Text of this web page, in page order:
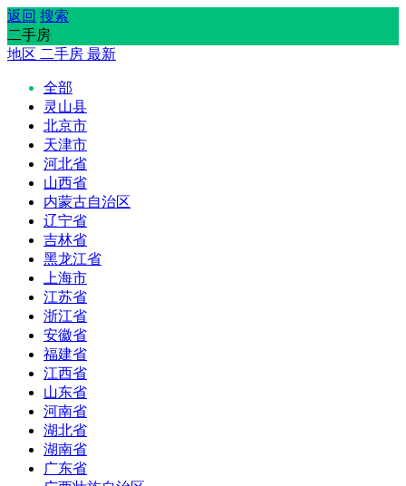
返回 搜索
二手房
地区 二手房 最新
全部
灵山县
北京市
天津市
河北省
山西省
内蒙古自治区
辽宁省
吉林省
黑龙江省
上海市
江苏省
浙江省
安徽省
福建省
江西省
山东省
河南省
湖北省
湖南省
广东省